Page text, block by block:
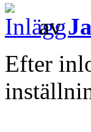
av
Efter